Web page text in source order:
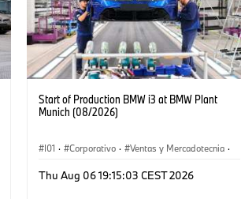
Start of Production BMW i3 at BMW Plant
Munich (08/2026)
I01 · Corporativo · Ventas y Mercadotecnia ·
Thu Aug 06 19:15:03 CEST 2026